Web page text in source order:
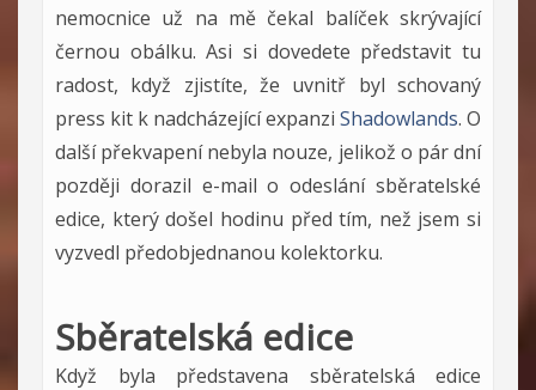
nemocnice už na mě čekal balíček skrývající
černou obálku. Asi si dovedete představit tu
radost, když zjistíte, že uvnitř byl schovaný
press kit k nadcházející expanzi Shadowlands. O
další překvapení nebyla nouze, jelikož o pár dní
později dorazil e-mail o odeslání sběratelské
edice, který došel hodinu před tím, než jsem si
vyzvedl předobjednanou kolektorku.
Sběratelská edice
Když byla představena sběratelská edice